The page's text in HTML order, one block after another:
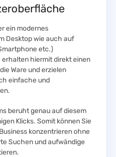
ein modernes
Desktop wie auch auf
etc.)
erhalten hiermit direkt einen
Ware und erzielen
einfache und
beruht genau auf diesem
Klicks. Somit können Sie
konzentrieren ohne
Suchen und aufwändige